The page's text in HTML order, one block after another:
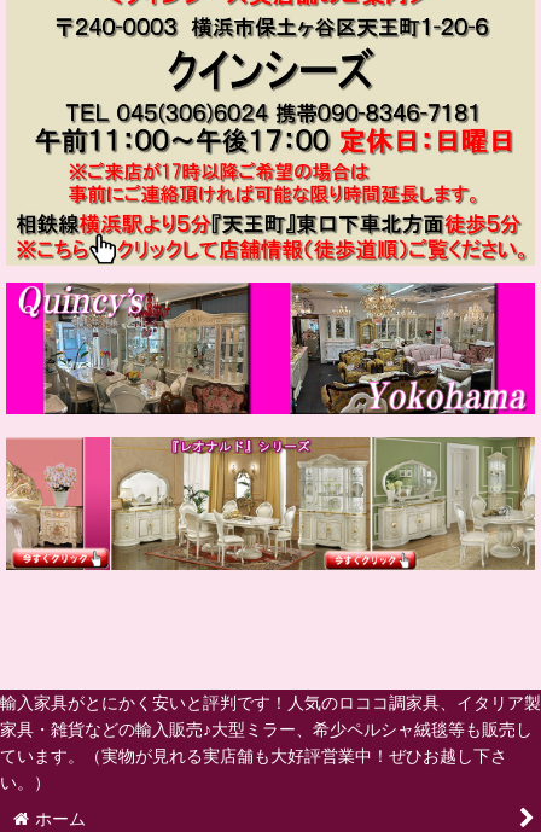
輸入家具がとにかく安いと評判です！人気のロココ調家具、イタリア製
家具・雑貨などの輸入販売♪大型ミラー、希少ペルシャ絨毯等も販売し
ています。（実物が見れる実店舗も大好評営業中！ぜひお越し下さ
い。）
ホーム